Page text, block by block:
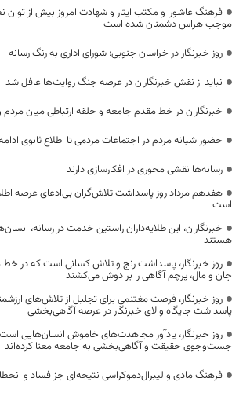
فرهنگ عاشورا و مکتب ایثار و شهادت امروز بیش از توان
موجب هراس دشمنان شده است
روز خبرنگار در خراسان جنوبی؛ شورای اداری به رنگ رسانه
نباید از نقش خبرنگاران در عرصه جنگ روایت‌ها غافل شد
خبرنگاران در خط مقدم جامعه و حلقه ارتباطی میان
حضور شبانه مردم در اجتماعات مردمی تا اطلاع ثانوی
رسانه‌ها نقشی محوری در افکارسازی دارند
هفدهم مرداد روز پاسداشت تلاش‌گران بی‌ادعای عرصه
است
خبرنگاران، این طلایه‌داران راستین خدمت در رسانه،
هستند
روز خبرنگار، پاسداشت رنج و تلاش کسانی است که در خط
جان و مال، پرچم آگاهی را بر دوش می‌کشند
روز خبرنگار، فرصت مغتنمی برای تجلیل از تلاش‌های
پاسداشت جایگاه والای خبرنگار در عرصه آگاهی‌بخشی
روز خبرنگار، یادآور مجاهدت‌های خاموش انسان‌هایی
جست‌وجوی حقیقت و آگاهی‌بخشی به جامعه معنا کرده‌اند
فرهنگ مادی و لیبرال‌دموکراسی نتیجه‌ای جز فساد و